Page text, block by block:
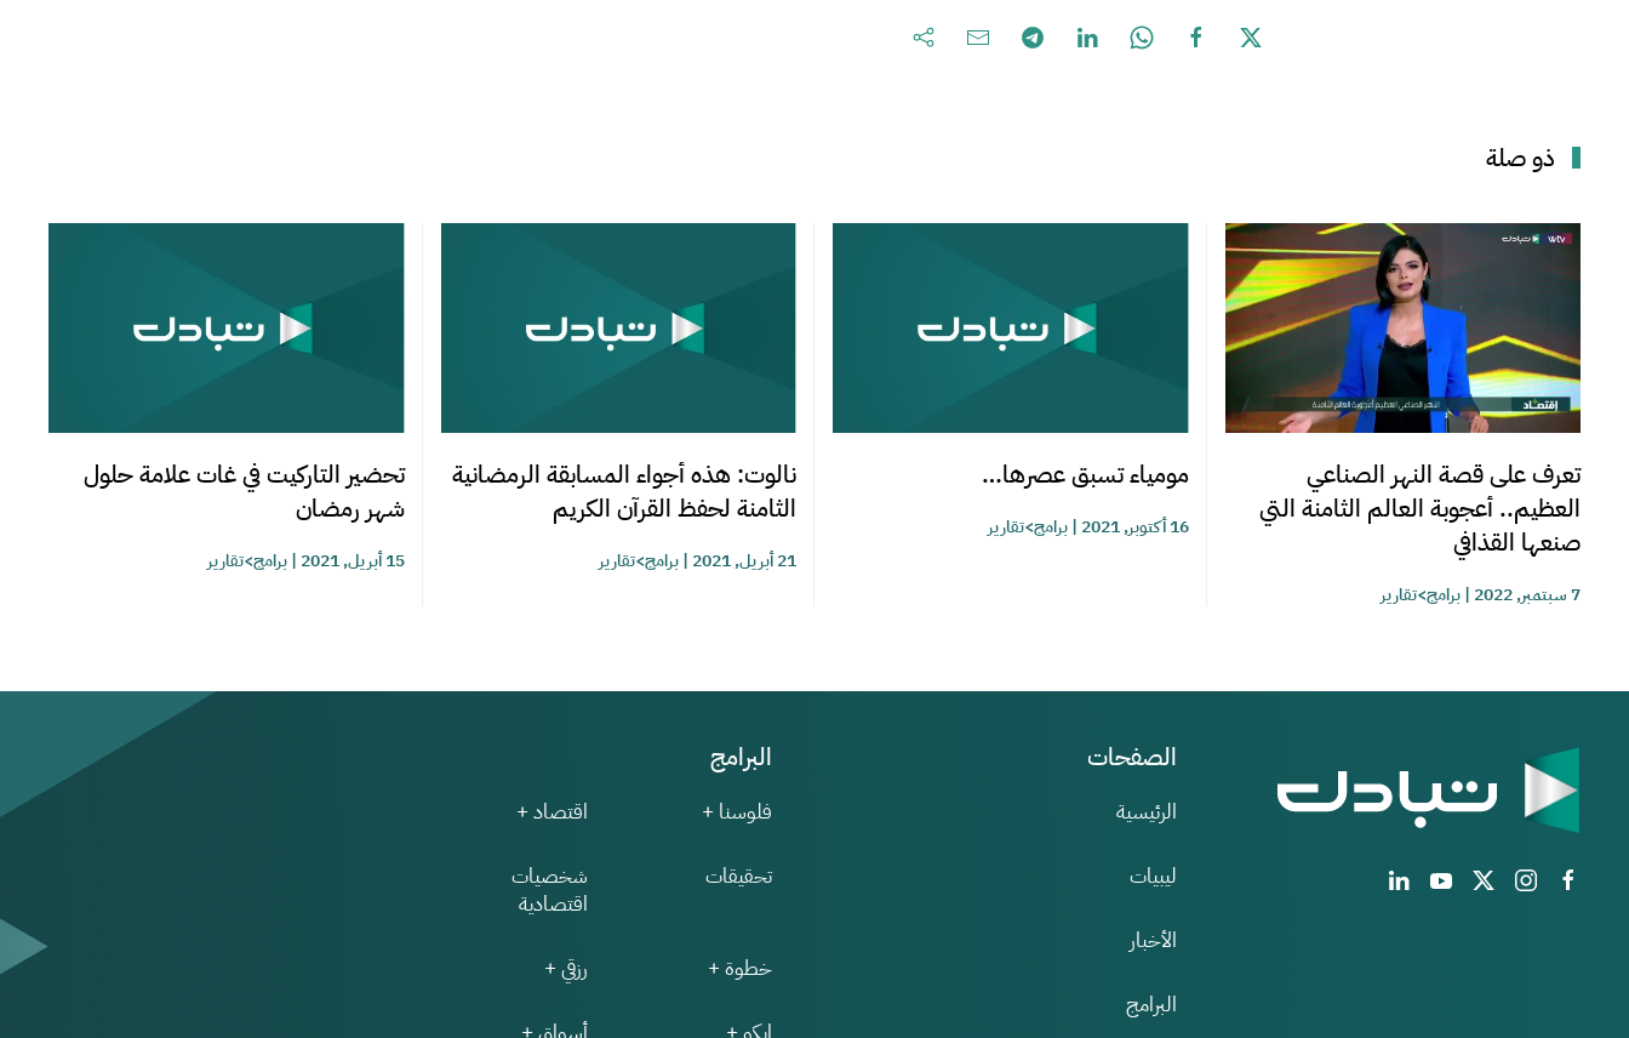
ذو صلة
تعرف على قصة النهر الصناعي
العظيم.. أعجوبة العالم الثامنة التي
صنعها القذافي
7 سبتمبر, 2022 |برامج>تقارير
مومياء تسبق عصرها…
16 أكتوبر, 2021 |برامج>تقارير
نالوت: هذه أجواء المسابقة الرمضانية
الثامنة لحفظ القرآن الكريم
21 أبريل, 2021 |برامج>تقارير
تحضير التاركيت في غات علامة حلول
شهر رمضان
15 أبريل, 2021 |برامج>تقارير
الصفحات
الرئيسية
ليبيات
الأخبار
البرامج
البرامج
فلوسنا + اقتصاد +
تحقيقات
شخصيات
اقتصادية
خطوة + رزقي +